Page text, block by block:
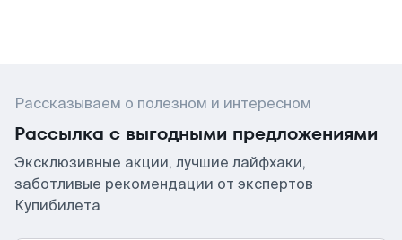
Рассказываем о полезном и интересном
Рассылка с выгодными предложениями
Эксклюзивные акции, лучшие лайфхаки,
заботливые рекомендации от экспертов
Купибилета